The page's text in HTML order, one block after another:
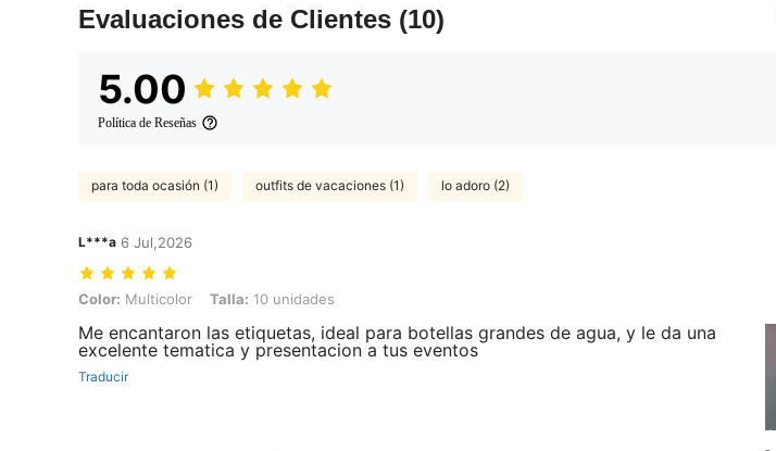
Evaluaciones de Clientes (10)
5.00
Política de Reseñas
para toda ocasión (1) outfits de vacaciones (1) lo adoro (2)
L***a 6 Jul,2026
Color: Multicolor, Talla: 10 unidades
Color: Multicolor Talla: 10 unidades
Me encantaron las etiquetas, ideal para botellas grandes de agua, y le da una
excelente tematica y presentacion a tus eventos
Traducir